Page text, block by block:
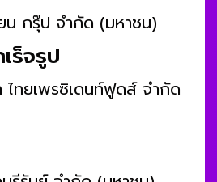
น กรุ๊ป จำกัด (มหาชน)
ร็จรูป
ไทยเพรซิเดนท์ฟูดส์ จำกัด